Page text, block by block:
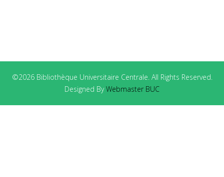
©2026 Bibliothèque Universitaire Centrale. All Rights Reserved.
Designed ByWebmaster BUC